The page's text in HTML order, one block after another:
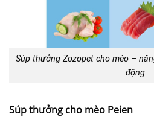
Súp thưởng Zozopet cho mèo –
động
Súp thưởng cho mèo Peien